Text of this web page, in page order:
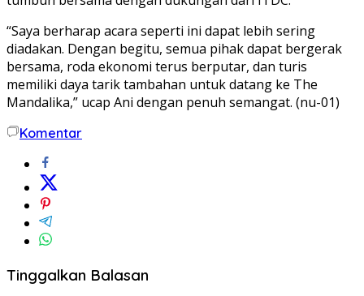
“Saya berharap acara seperti ini dapat lebih sering
diadakan. Dengan begitu, semua pihak dapat bergerak
bersama, roda ekonomi terus berputar, dan turis
memiliki daya tarik tambahan untuk datang ke The
Mandalika,” ucap Ani dengan penuh semangat. (nu-01)
Komentar
Tinggalkan Balasan